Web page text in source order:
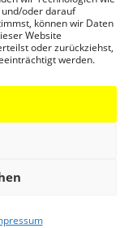
oder darauf
können wir Daten
Website
oder zurückziehst,
werden.